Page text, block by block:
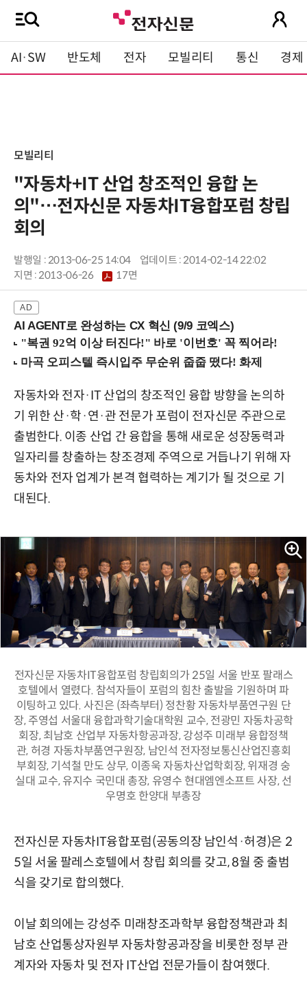
AI·SW 반도체 전자 모빌리티 통신 경제
모빌리티
"자동차+IT 산업 창조적인 융합 논
의"…전자신문 자동차IT융합포럼 창립
회의
발행일 : 2013-06-25 14:04
업데이트 : 2014-02-14 22:02
지면 :2013-06-26 17면
AI AGENT로 완성하는 CX 혁신 (9/9 코엑스)
자동차와 전자·IT 산업의 창조적인 융합 방향을 논의하
기 위한 산·학·연·관 전문가 포럼이 전자신문 주관으로
출범한다. 이종 산업 간 융합을 통해 새로운 성장동력과
일자리를 창출하는 창조경제 주역으로 거듭나기 위해 자
동차와 전자 업계가 본격 협력하는 계기가 될 것으로 기
대된다.
전자신문 자동차IT융합포럼 창립회의가 25일 서울 반포 팔래스
호텔에서 열렸다. 참석자들이 포럼의 힘찬 출발을 기원하며 파
이팅하고 있다. 사진은 (좌측부터) 정찬황 자동차부품연구원 단
장, 주영섭 서울대 융합과학기술대학원 교수, 전광민 자동차공학
회장, 최남호 산업부 자동차항공과장, 강성주 미래부 융합정책
관, 허경 자동차부품연구원장, 남인석 전자정보통신산업진흥회
부회장, 기석철 만도 상무, 이종욱 자동차산업학회장, 위재경 숭
실대 교수, 유지수 국민대 총장, 유영수 현대엠엔소프트 사장, 선
우명호 한양대 부총장
전자신문 자동차IT융합포럼(공동의장 남인석·허경)은 2
5일 서울 팔레스호텔에서 창립 회의를 갖고, 8월 중 출범
식을 갖기로 합의했다.
이날 회의에는 강성주 미래창조과학부 융합정책관과 최
남호 산업통상자원부 자동차항공과장을 비롯한 정부 관
계자와 자동차 및 전자 IT산업 전문가들이 참여했다.